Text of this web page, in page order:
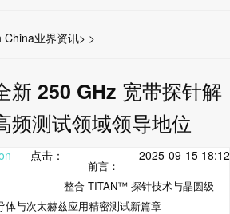
China >
业界资讯 >
新 250 GHz 宽带探针解
频测试领域领导地位
点击： 2025-09-15 18:12
前言：
整合 TITAN™ 探针技术与晶圆级
体与次太赫兹应用精密测试新篇章